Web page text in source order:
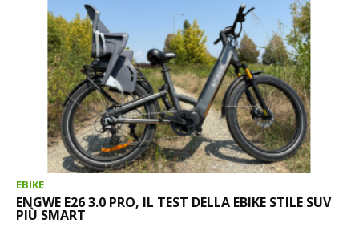
EBIKE
ENGWE E26 3.0 PRO, IL TEST DELLA EBIKE STILE SUV
PIÙ SMART